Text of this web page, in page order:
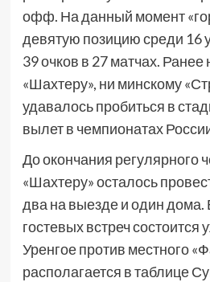
офф. На данный момент
девятую позицию среди 16
39 очков в 27 матчах.
«Шахтеру», ни минскому
удавалось пробиться в
вылет в чемпионатах
До окончания регулярного
«Шахтеру» осталось
два на выезде и один
гостевых встреч
Уренгое против местного
располагается в таблице